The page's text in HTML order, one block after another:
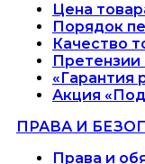
Цена
Порядок
Качество
Претензии
«Гарантия
Акция
ПРАВА И
Права и